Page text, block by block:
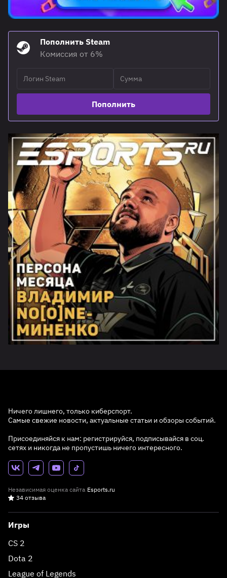
Пополнить Steam
Комиссия от 6%
Пополнить
Ничего лишнего, только киберспорт.
Самые свежие новости, актуальные статьи и обзоры событий.
Присоединяйся к нам: регистрируйся, подписывайся в соц.
сетях и никогда не пропустишь ничего интересного.
Независимая оценка сайта Esports.ru
34 отзыва
Игры
CS 2
Dota 2
League of Legends